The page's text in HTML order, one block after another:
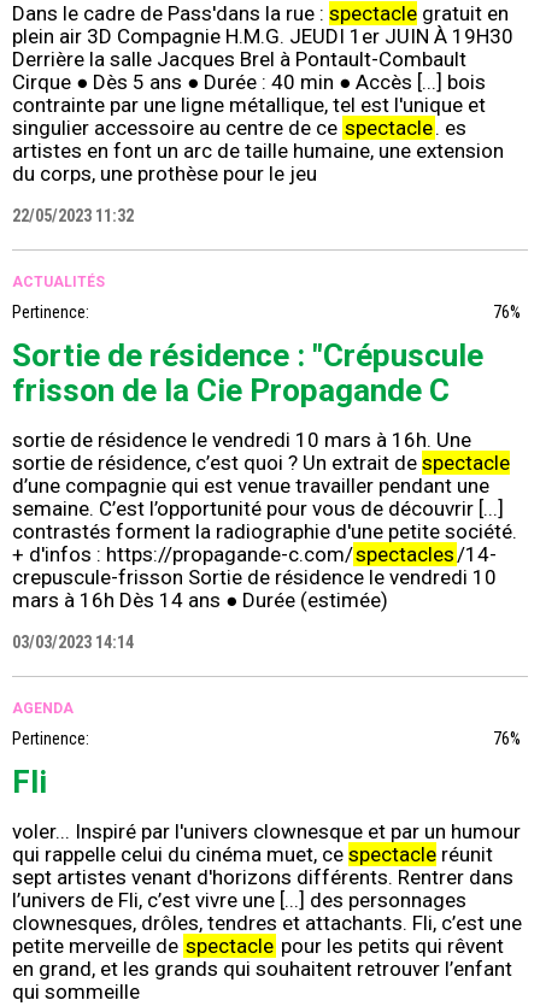
Dans le cadre de Pass'dans la rue : spectacle gratuit en
plein air 3D Compagnie H.M.G. JEUDI 1er JUIN À 19H30
Derrière la salle Jacques Brel à Pontault-Combault
Cirque ● Dès 5 ans ● Durée : 40 min ● Accès [...] bois
contrainte par une ligne métallique, tel est l'unique et
singulier accessoire au centre de ce spectacle. es
artistes en font un arc de taille humaine, une extension
du corps, une prothèse pour le jeu
22/05/2023 11:32
ACTUALITÉS
Pertinence: 76%
Sortie de résidence : "Crépuscule
frisson de la Cie Propagande C
sortie de résidence le vendredi 10 mars à 16h. Une
sortie de résidence, c’est quoi ? Un extrait de spectacle
d’une compagnie qui est venue travailler pendant une
semaine. C’est l’opportunité pour vous de découvrir [...]
contrastés forment la radiographie d'une petite société.
+ d'infos : https://propagande-c.com/spectacles/14-
crepuscule-frisson Sortie de résidence le vendredi 10
mars à 16h Dès 14 ans ● Durée (estimée)
03/03/2023 14:14
AGENDA
Pertinence: 76%
Fli
voler... Inspiré par l'univers clownesque et par un humour
qui rappelle celui du cinéma muet, ce spectacle réunit
sept artistes venant d'horizons différents. Rentrer dans
l’univers de Fli, c’est vivre une [...] des personnages
clownesques, drôles, tendres et attachants. Fli, c’est une
petite merveille de spectacle pour les petits qui rêvent
en grand, et les grands qui souhaitent retrouver l’enfant
qui sommeille